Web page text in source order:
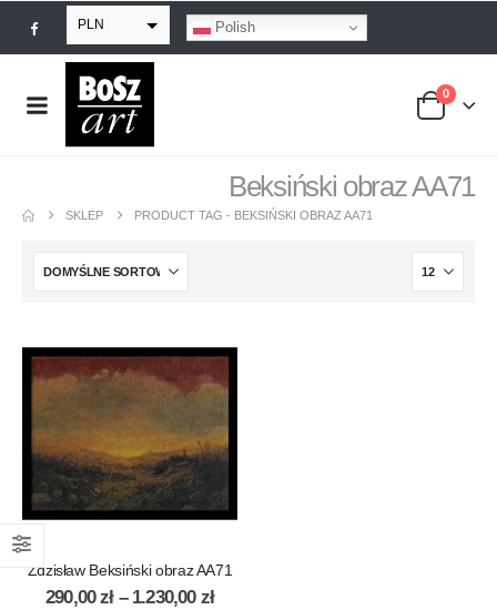
PLN
EUR
USD
Polish
0
Beksiński obraz AA71
SKLEP PRODUCT TAG - BEKSIŃSKI OBRAZ AA71
Zdzisław Beksiński obraz AA71
290,00zł – 1.230,00 zł